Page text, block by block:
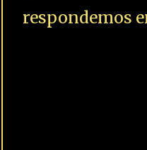
respondemos